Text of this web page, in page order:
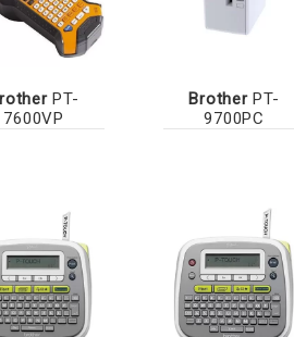
PT-
7600VP
BrotherPT-
9700PC